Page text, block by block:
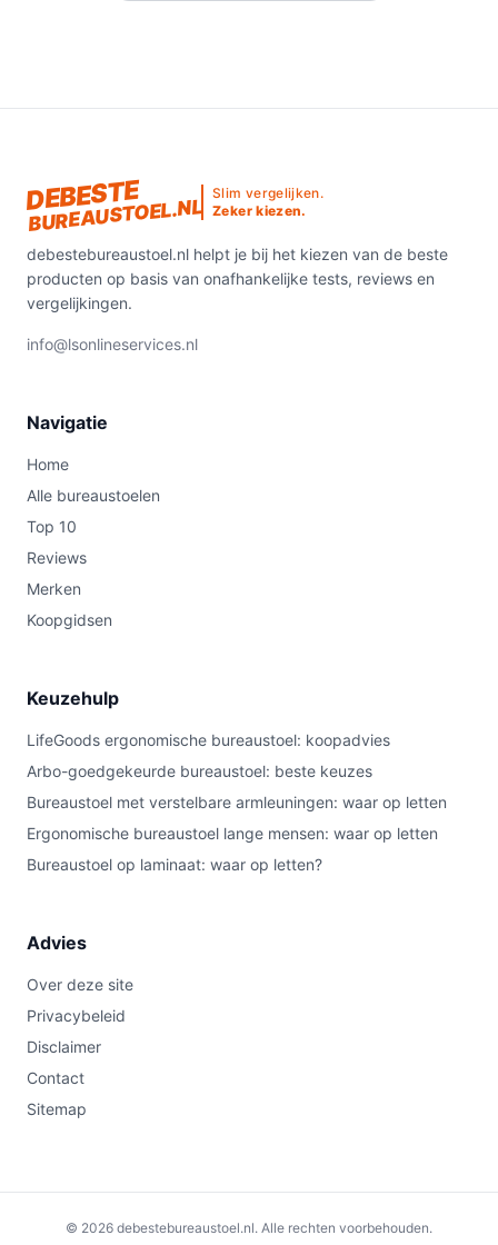
DEBESTE
BUREAUSTOEL.NL
Slim vergelijken.
Zeker kiezen.
debestebureaustoel.nl helpt je bij het kiezen van de beste
producten op basis van onafhankelijke tests, reviews en
vergelijkingen.
info@lsonlineservices.nl
Navigatie
Home
Alle bureaustoelen
Top 10
Reviews
Merken
Koopgidsen
Keuzehulp
LifeGoods ergonomische bureaustoel: koopadvies
Arbo-goedgekeurde bureaustoel: beste keuzes
Bureaustoel met verstelbare armleuningen: waar op letten
Ergonomische bureaustoel lange mensen: waar op letten
Bureaustoel op laminaat: waar op letten?
Advies
Over deze site
Privacybeleid
Disclaimer
Contact
Sitemap
© 2026 debestebureaustoel.nl. Alle rechten voorbehouden.